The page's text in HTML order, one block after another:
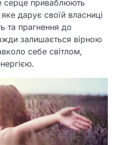
серце приваблюють
дарує своїй власниці
та прагнення до
залишається вірною
себе світлом,